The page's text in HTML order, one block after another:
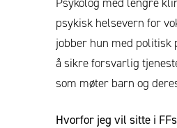
Psykolog med lengre
psykisk helsevern for
jobber hun med
å sikre forsvarlig
som møter barn og
Hvorfor jeg vil sitte i